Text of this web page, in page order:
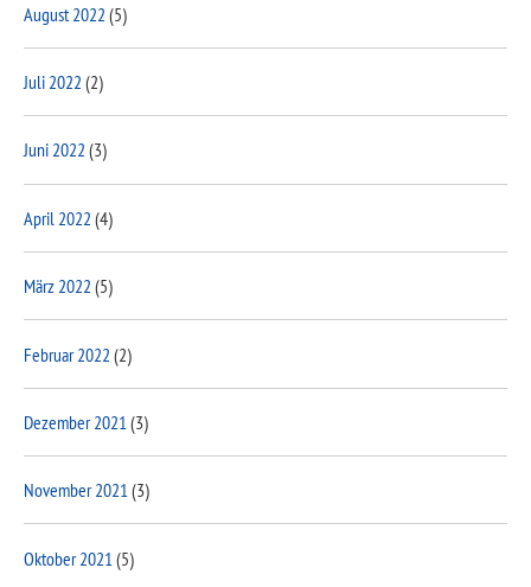
August 2022 (5)
Juli 2022 (2)
Juni 2022 (3)
April 2022 (4)
März 2022 (5)
Februar 2022 (2)
Dezember 2021 (3)
November 2021(3)
Oktober 2021 (5)